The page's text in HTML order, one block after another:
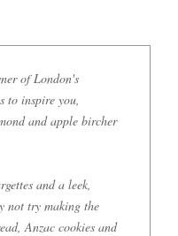
of London's
to inspire you,
and apple bircher
and a leek,
not try making the
Anzac cookies and